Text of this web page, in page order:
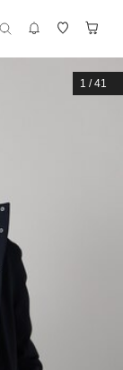
1 /41